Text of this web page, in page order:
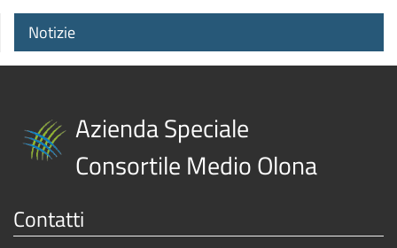
Notizie
Azienda Speciale
Consortile Medio Olona
Contatti